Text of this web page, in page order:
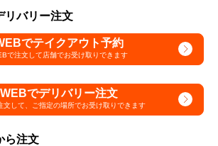
リバリー注文
でテイクアウト予約
で注文して店舗でお受け取りできます
WEBでデリバリー注文
して、 ご指定の場所でお受け取りできます
ら注文